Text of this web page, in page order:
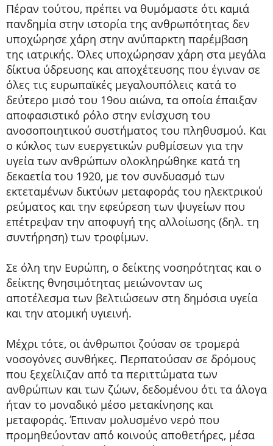
Πέραν τούτου, πρέπει να θυμόμαστε ότι καμιά
πανδημία στην ιστορία της ανθρωπότητας δεν
υποχώρησε χάρη στην ανύπαρκτη παρέμβαση
της ιατρικής. Όλες υποχώρησαν χάρη στα μεγάλα
δίκτυα ύδρευσης και αποχέτευσης που έγιναν σε
όλες τις ευρωπαϊκές μεγαλουπόλεις κατά το
δεύτερο μισό του 19ου αιώνα, τα οποία έπαιξαν
αποφασιστικό ρόλο στην ενίσχυση του
ανοσοποιητικού συστήματος του πληθυσμού. Και
ο κύκλος των ευεργετικών ρυθμίσεων για την
υγεία των ανθρώπων ολοκληρώθηκε κατά τη
δεκαετία του 1920, με τον συνδυασμό των
εκτεταμένων δικτύων μεταφοράς του ηλεκτρικού
ρεύματος και την εφεύρεση των ψυγείων που
επέτρεψαν την αποφυγή της αλλοίωσης (δηλ. τη
συντήρηση) των τροφίμων.
Σε όλη την Ευρώπη, ο δείκτης νοσηρότητας και ο
δείκτης θνησιμότητας μειώνονταν ως
αποτέλεσμα των βελτιώσεων στη δημόσια υγεία
και την ατομική υγιεινή.
Μέχρι τότε, οι άνθρωποι ζούσαν σε τρομερά
νοσογόνες συνθήκες. Περπατούσαν σε δρόμους
που ξεχείλιζαν από τα περιττώματα των
ανθρώπων και των ζώων, δεδομένου ότι τα άλογα
ήταν το μοναδικό μέσο μετακίνησης και
μεταφοράς. Έπιναν μολυσμένο νερό που
προμηθεύονταν από κοινούς αποθετήρες, μέσα